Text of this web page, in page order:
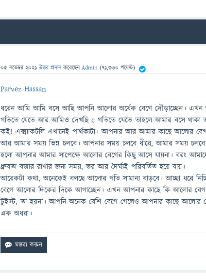
05 নভেম্বর 2021 উত্তর প্রদান করেছেনAdmin (71,360 পয়েন্ট)
Parvez Hassan
ধরেন আমি আমি বসে আছি আপনি আলোর অর্ধেক বেগে দৌড়াচ্ছেন।
গতিতে যেতে আর আমিও দেখছি c গতিতে যেতে তাহলে আমার বসে থাকা
কই! এক্স্যাকটলি এখানেই পার্থক্যটা। আপনার আর আমার কাছে আলোর
আর আমার সময় ভিন্ন চলবে। আপনার সময় চলবে ধীরে, আমার সময় চলবে
হলো আপনার আমার সাপেক্ষে আলোর বেগের কিছু আসে যায়না। বরং
ধ্রুবতা বজার রাখার জন্য সময়, ভর আর দৈর্ঘ্যই পরিবর্তিত হয়ে যায়।
আরেকটা কথা, অনেকেই বলছে আলোর গতি সামান্য বাড়বে। আচ্ছা ধরে
বেগে আলোর দিকের দিকে আগাচ্ছেন। এখন আপনার কাছে কি আলোর বেগ
টুইস্ট, তা হয়না। আপনি অনেক বেশি বেগে গেলেও আপনার কাছে
এক অধরা।